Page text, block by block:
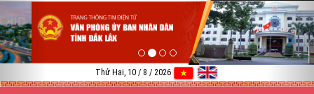
Previous
Thứ Hai, 10 / 8 / 2026